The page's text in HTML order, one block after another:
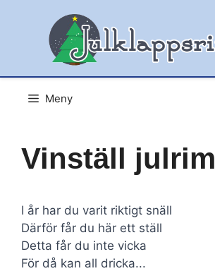
Meny
Vinställ julrim
I år har du varit riktigt snäll
Därför får du här ett ställ
Detta får du inte vicka
För då kan all dricka...